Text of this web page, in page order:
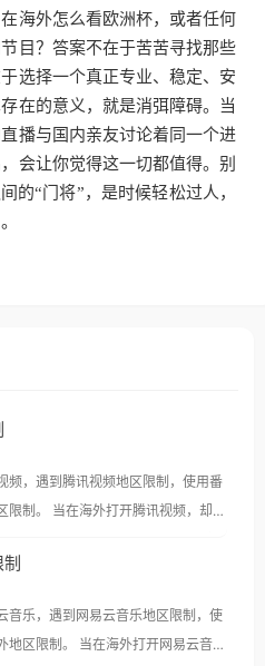
海外怎么看欧洲杯，或者任何
目？答案不在于苦苦寻找那些
选择一个真正专业、稳定、安
在的意义，就是消弭障碍。当
播与国内亲友讨论着同一个进
会让你觉得这一切都值得。别
的“门将”，是时候轻松过人，
频，遇到腾讯视频地区限制，使用番
腾讯视频，却突
一样，出现地区及版权限制问题，且
到这个问题的朋友们，
音乐，遇到网易云音乐地区限制，使
在海外打开网易云音